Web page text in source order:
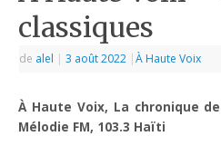
classiques
de alel | 3 août 2022 |À Haute Voix
À Haute Voix, La chronique
Mélodie FM, 103.3 Haïti